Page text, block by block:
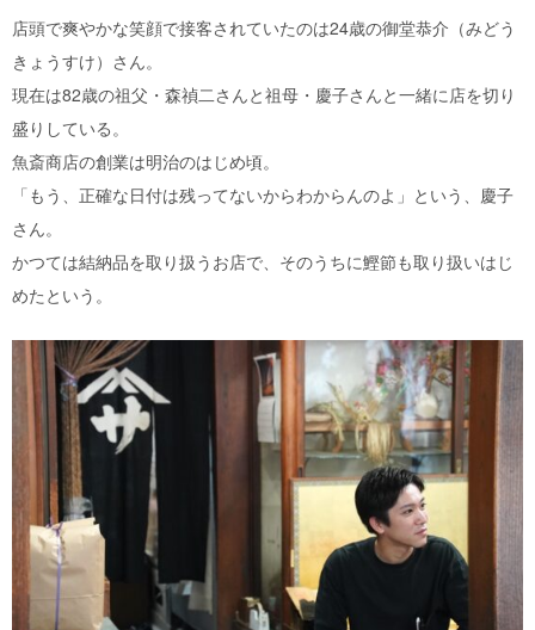
店頭で爽やかな笑顔で接客されていたのは24歳の御堂恭介（みどう
きょうすけ）さん。
現在は82歳の祖父・森禎二さんと祖母・慶子さんと一緒に店を切り
盛りしている。
魚斎商店の創業は明治のはじめ頃。
「もう、正確な日付は残ってないからわからんのよ」という、慶子
さん。
かつては結納品を取り扱うお店で、そのうちに鰹節も取り扱いはじ
めたという。